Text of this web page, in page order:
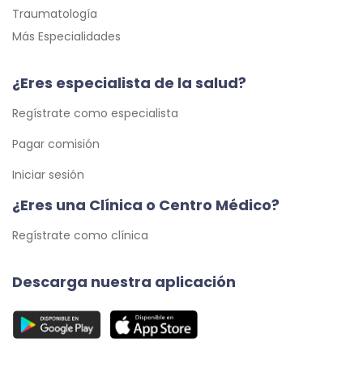
Traumatología
Más Especialidades
¿Eres especialista de la salud?
Regístrate como especialista
Pagar comisión
Iniciar sesión
¿Eres una Clínica o Centro Médico?
Regístrate como clínica
Descarga nuestra aplicación